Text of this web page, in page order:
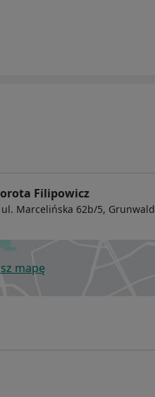
Filipowicz
Marcelińska 62b/5, Grunwald
mapę
otwiera się w nowej karcie